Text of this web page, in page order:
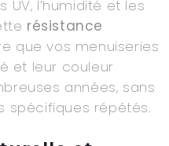
l’humidité et les
résistance
que vos menuiseries
et leur couleur
années, sans
spécifiques répétés.